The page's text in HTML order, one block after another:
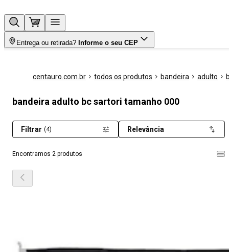
Entrega ou retirada? Informe o seu CEP
centauro.com.br todos os produtos bandeira adulto
bandeira adulto bc sartori tamanho 000
Encontramos 2 produtos
Filtrar (4) Relevância